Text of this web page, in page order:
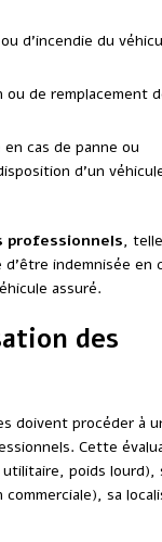
d’incendie du
de remplacement
cas de panne ou
d’un
professionnels,
indemnisée en
assuré.
des
doivent procéder à
Cette
poids lourd),
sa